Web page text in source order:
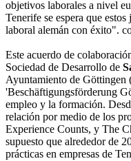
objetivos laborales a nivel
Tenerife se espera que
laboral alemán con éxito".
Este acuerdo de
Sociedad de Desarrollo de
Ayuntamiento de Göttingen
'Beschäftigungsförderung
empleo y la formación.
relación por medio de los
Experience Counts, y The
supuesto que alrededor de
prácticas en empresas de